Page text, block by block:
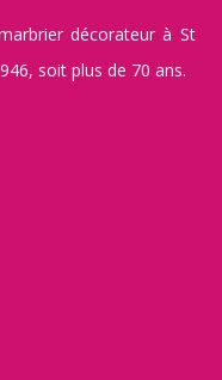
décorateur à St
soit plus de 70 ans.